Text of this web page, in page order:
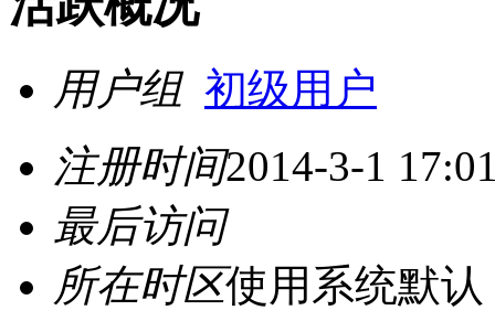
用户组 初级用户
注册时间2014-3-1
最后访问
所在时区使用系统默认